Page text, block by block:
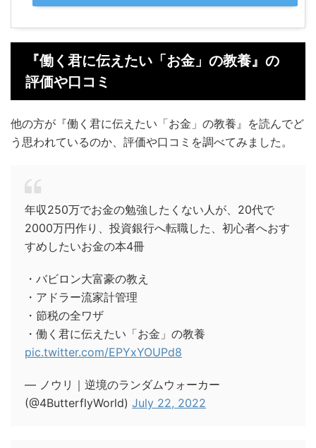
『働く君に伝えたい「お金」の教養』の
評価や口コミ
他の方が『働く君に伝えたい「お金」の教養』を読んでど
う思われているのか、評価や口コミを調べてみました。
年収250万でお金の勉強したくない人が、20代で
2000万円作り、投資銀行へ転職した、初心者へおす
すめしたいお金の本4冊
・バビロン大富豪の教え
・アドラー流家計管理
・節税の全ワザ
・働く君に伝えたい「お金」の教養
pic.twitter.com/EPYxYOUPd8
— ノウリ｜逆境のランダムウォーカー
(@4ButterflyWorld) July 22, 2022